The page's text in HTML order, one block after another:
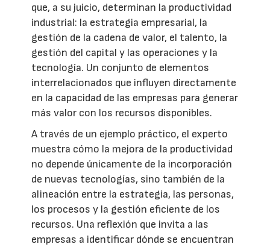
que, a su juicio, determinan la productividad
industrial: la estrategia empresarial, la
gestión de la cadena de valor, el talento, la
gestión del capital y las operaciones y la
tecnología. Un conjunto de elementos
interrelacionados que influyen directamente
en la capacidad de las empresas para generar
más valor con los recursos disponibles.
A través de un ejemplo práctico, el experto
muestra cómo la mejora de la productividad
no depende únicamente de la incorporación
de nuevas tecnologías, sino también de la
alineación entre la estrategia, las personas,
los procesos y la gestión eficiente de los
recursos. Una reflexión que invita a las
empresas a identificar dónde se encuentran